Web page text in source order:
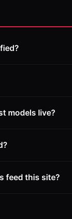
models live?
feed this site?